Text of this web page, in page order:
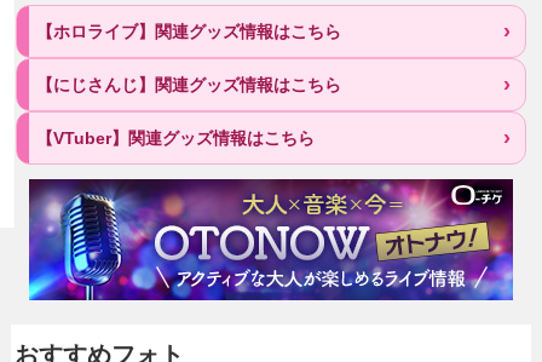
【ホロライブ】関連グッズ情報はこちら
【にじさんじ】関連グッズ情報はこちら
【VTuber】関連グッズ情報はこちら
おすすめフォト